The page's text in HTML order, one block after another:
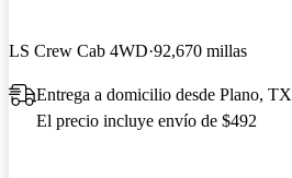
LS Crew Cab 4WD 92,670 millas
Entrega a domicilio desde Plano, TX
El precio incluye envío de $492